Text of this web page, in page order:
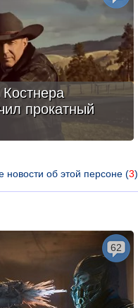
прокатный
новости об этой персоне (3)
62